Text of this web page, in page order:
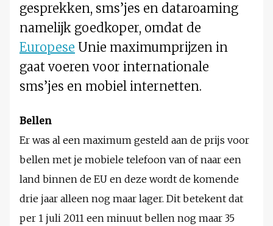
gesprekken, sms’jes en dataroaming
namelijk goedkoper, omdat de
Europese Unie maximumprijzen in
gaat voeren voor internationale
sms’jes en mobiel internetten.
Bellen
Er was al een maximum gesteld aan de prijs voor
bellen met je mobiele telefoon van of naar een
land binnen de EU en deze wordt de komende
drie jaar alleen nog maar lager. Dit betekent dat
per 1 juli 2011 een minuut bellen nog maar 35